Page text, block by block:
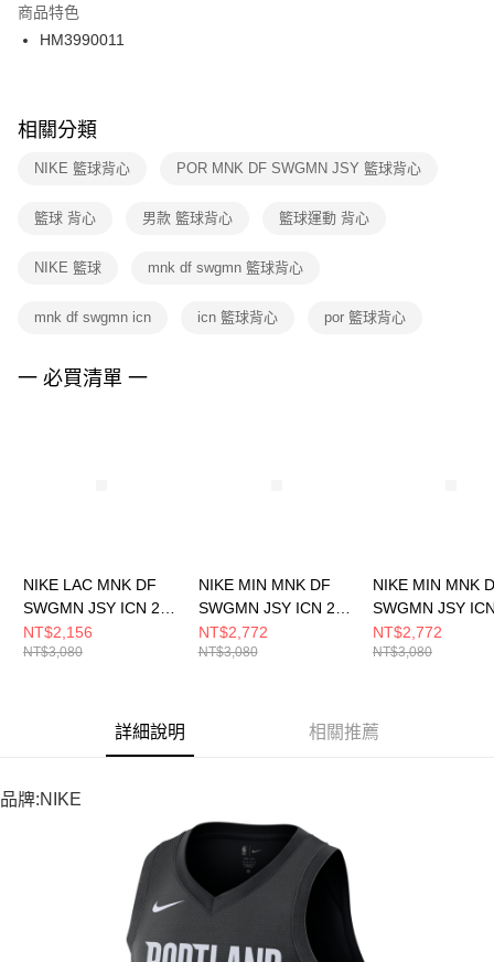
２．訂單成立數日內，您將收到繳費通知簡訊。
３．收到繳費通知簡訊後14天內，點擊此簡訊中的連結，可透過四大超商／
ATM／網路銀行／等多元方式進行付款，方視為交易完成。
※ 交易是否成功請以「AFTEE先享後付 」之結帳頁面顯示為準，若有關於
是否繳費成功／繳費後需取消欲退款等相關疑問，請聯繫「AFTEE先享後付
客戶支援中心」 https://netprotections.freshdesk.com/support/home
１．透過由恩沛科技股份有限公司提供之「AFTEE先享後付」服務完成之交
權轉讓予恩沛科技股份有限公司。
３．未成年的使用者請事先徵得法定代理人或監護人之同意方可使用
４．使用「AFTEE先享後付」時，將依據個別帳號之用戶狀況，依本公司即
付款後門市自取
每筆NT$100，滿NT$1,500(含以上)免運費
商品特色
HM3990011
相關分類
NIKE 籃球背心 POR MNK DF SWGMN JSY 籃球背心
籃球 背心 男款 籃球背心 籃球運動 背心
NIKE 籃球 mnk df swgmn 籃球背心
mnk df swgmn icn icn 籃球背心 por 籃球背心
一 必買清單 一
NIKE LAC MNK DF
SWGMN JSY ICN 24
男 籃球背心
FQ4702422
NT$2,156
NT$3,080
NIKE MIN MNK DF
SWGMN JSY ICN 22
男 籃球背心
DN2013427
NT$2,772
NT$3,080
NIKE MIN MNK
SWGMN JSY
男 籃球背心
DN2013427
NT$2,772
NT$3,080
詳細說明 相關推薦
品牌:NIKE